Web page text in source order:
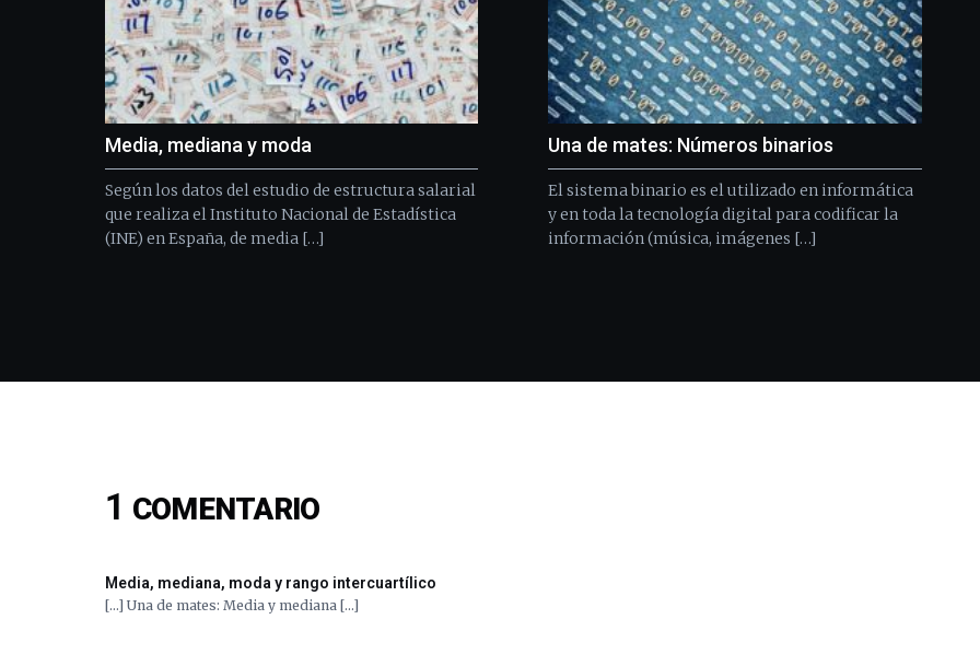
Media, mediana y moda
Según los datos del estudio de estructura salarial
que realiza el Instituto Nacional de Estadística
(INE) en España, de media […]
Una de mates: Números binarios
El sistema binario es el utilizado en informática
y en toda la tecnología digital para codificar la
información (música, imágenes […]
1 COMENTARIO
Media, mediana, moda y rango intercuartílico
[…] Una de mates: Media y mediana […]